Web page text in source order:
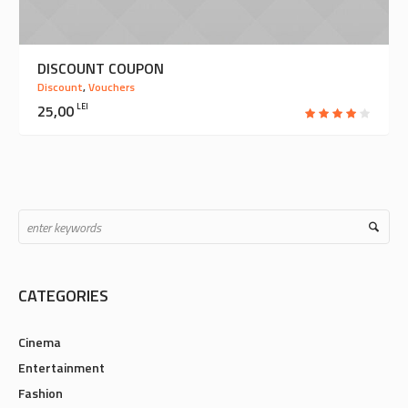
DISCOUNT COUPON
Discount,Vouchers
25,00 LEI
CATEGORIES
Cinema
Entertainment
Fashion